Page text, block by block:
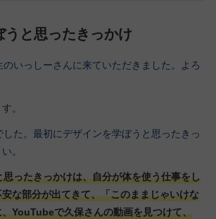
うと思ったきっかけ
いっしーさんに来ていただきました。よろ
。
た。最初にデザインを学ぼうと思ったきっ
。
ったきっかけは、自分が体を使う仕事をし
な部分が出てきて、「このままじゃいけな
YouTubeで久保さんの動画を見つけて、